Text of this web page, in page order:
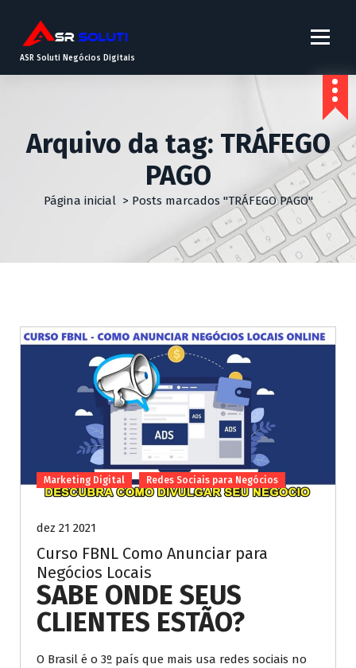
ASR Soluti Negócios Digitais
Arquivo da tag: TRÁFEGO
PAGO
Página inicial> Posts marcados "TRÁFEGO PAGO"
Marketing Digital Redes Sociais para Negócios
dez 21 2021
Curso FBNL Como Anunciar para
Negócios Locais
SABE ONDE SEUS
CLIENTES ESTÃO?
O Brasil é o 3º país que mais usa redes sociais no